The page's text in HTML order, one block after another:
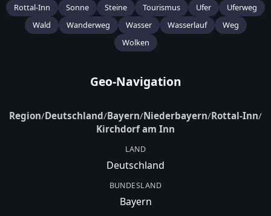
Rottal-Inn
Sonne Steine Tourismus Ufer
Uferweg
Wald
Wanderweg Wasser Wasserlauf
Weg
Wolken
Geo-Navigation
Region/Deutschland/Bayern/Niederbayern/Rottal-Inn/
Kirchdorf am Inn
LAND
Deutschland
BUNDESLAND
Bayern